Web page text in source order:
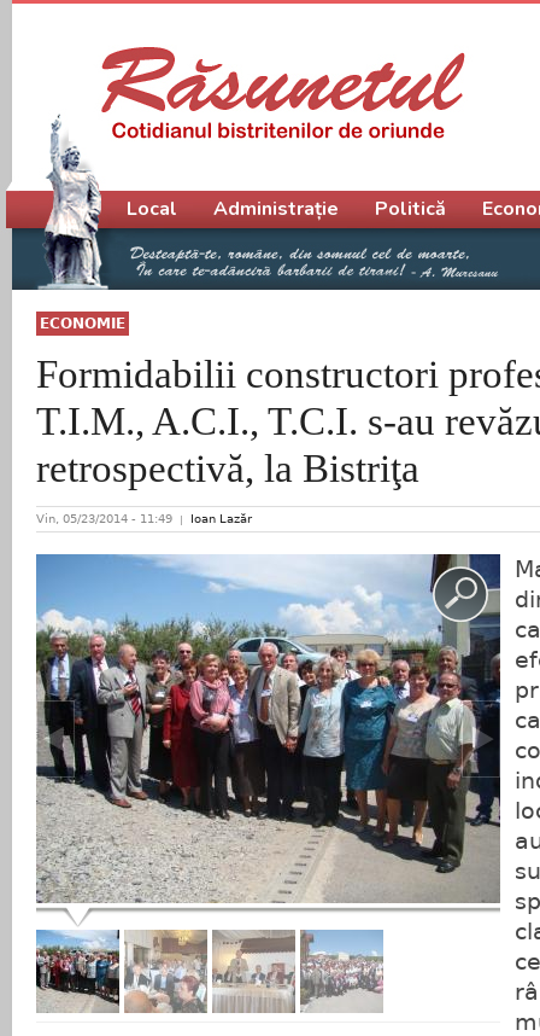
ECONOMIE
Formidabilii constructori
T.I.M., A.C.I., T.C.I. s-au
retrospectivă, la Bistriţa
Vin, 05/23/2014 - 11:49 Ioan Lazăr
Meniu principal
Local Administrație Politică